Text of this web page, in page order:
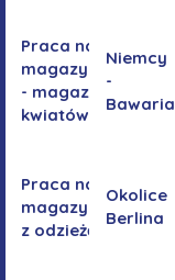
Praca na
magazynie
- magazyn
kwiatów
Niemcy
-
Bawaria
Praca na
magazynie
z odzieżą
Okolice
Berlina